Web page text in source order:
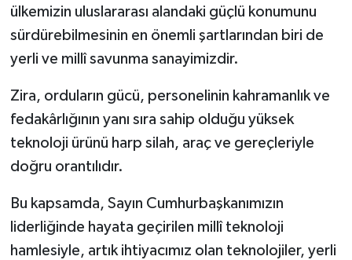
ülkemizin uluslararası alandaki güçlü konumunu
sürdürebilmesinin en önemli şartlarından biri de
yerli ve millî savunma sanayimizdir.
Zira, orduların gücü, personelinin kahramanlık ve
fedakârlığının yanı sıra sahip olduğu yüksek
teknoloji ürünü harp silah, araç ve gereçleriyle
doğru orantılıdır.
Bu kapsamda, Sayın Cumhurbaşkanımızın
liderliğinde hayata geçirilen millî teknoloji
hamlesiyle, artık ihtiyacımız olan teknolojiler, yerli